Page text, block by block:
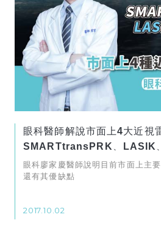
眼科醫師解說市面上4大近視
SMARTtransPRK、LASIK
眼科廖家慶醫師說明目前市面上主
還有其優缺點
2017.10.02